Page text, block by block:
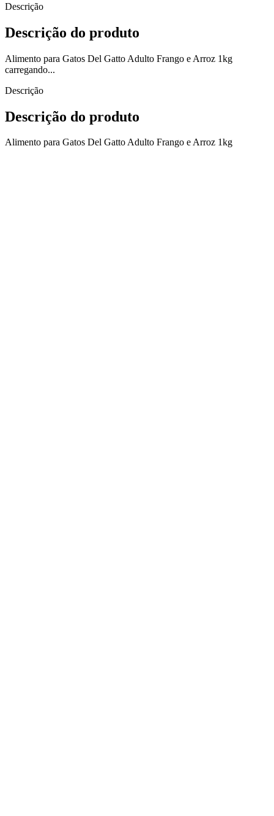
Descrição
Descrição do produto
Alimento para Gatos Del Gatto Adulto Frango e Arroz 1kg
carregando...
Descrição
Descrição do produto
Alimento para Gatos Del Gatto Adulto Frango e Arroz 1kg